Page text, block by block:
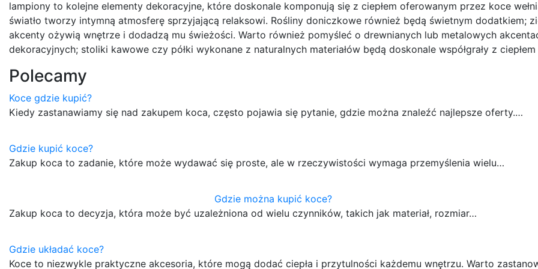
lampiony to kolejne elementy dekoracyjne, które doskonale komponują się z ciepłem oferowanym przez koce
światło tworzy intymną atmosferę sprzyjającą relaksowi. Rośliny doniczkowe również będą świetnym dodatkiem;
akcenty ożywią wnętrze i dodadzą mu świeżości. Warto również pomyśleć o drewnianych lub metalowych
dekoracyjnych; stoliki kawowe czy półki wykonane z naturalnych materiałów będą doskonale współgrały z ciepłem
Polecamy
Koce gdzie kupić?
Kiedy zastanawiamy się nad zakupem koca, często pojawia się pytanie, gdzie można znaleźć najlepsze oferty.…
Gdzie kupić koce?
Zakup koca to zadanie, które może wydawać się proste, ale w rzeczywistości wymaga przemyślenia wielu…
Gdzie można kupić koce?
Zakup koca to decyzja, która może być uzależniona od wielu czynników, takich jak materiał, rozmiar…
Gdzie układać koce?
Koce to niezwykle praktyczne akcesoria, które mogą dodać ciepła i przytulności każdemu wnętrzu. Warto